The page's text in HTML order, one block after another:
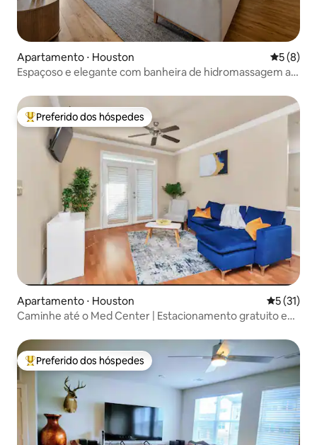
Apartamento ⋅ Houston 5 de
5 (8)
Espaçoso e elegante com banheira de hidromassagem a
Entre os melhores preferidos dos hóspedes
Preferido dos hóspedes
Apartamento ⋅ Houston 5 de uma
5 (31)
Caminhe até o Med Center | Estacionamento gratuito e
Entre os melhores preferidos dos hóspedes
Preferido dos hóspedes